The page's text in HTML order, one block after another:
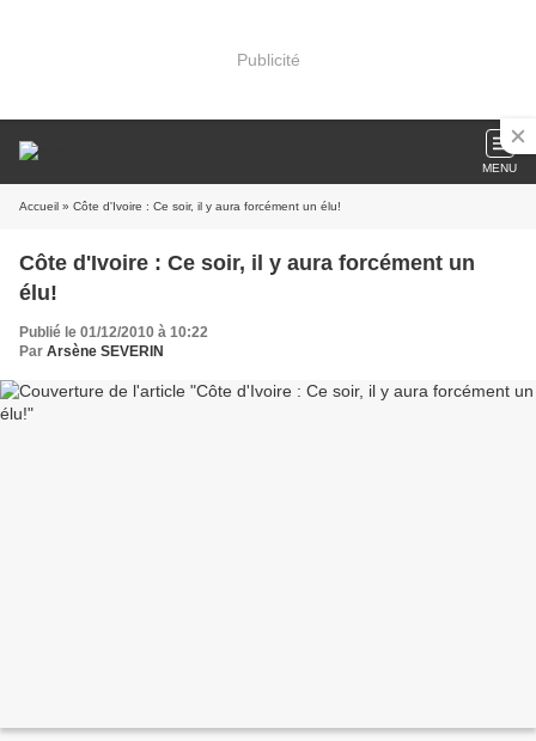
Publicité
MENU
Accueil » Côte d'Ivoire : Ce soir, il y aura forcément un élu!
Côte d'Ivoire : Ce soir, il y aura forcément un
élu!
Publié le 01/12/2010 à 10:22
Par Arsène SEVERIN